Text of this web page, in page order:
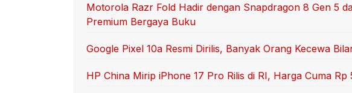
Motorola Razr Fold Hadir dengan Snapdragon 8 Gen 5
Premium Bergaya Buku
Google Pixel 10a Resmi Dirilis, Banyak Orang Kecewa
HP China Mirip iPhone 17 Pro Rilis di RI, Harga Cuma Rp